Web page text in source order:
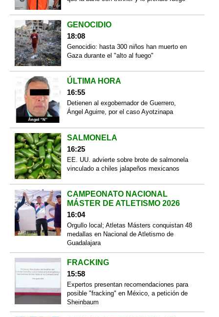
GENOCIDIO
18:08
Genocidio: hasta 300 niños han muerto en
Gaza durante el "alto al fuego"
ÚLTIMA HORA
16:55
Detienen al exgobernador de Guerrero,
Ángel Aguirre, por el caso Ayotzinapa
SALMONELA
16:25
EE. UU. advierte sobre brote de salmonela
vinculado a chiles jalapeños mexicanos
CAMPEONATO NACIONAL
MÁSTER DE ATLETISMO 2026
16:04
Orgullo local; Atletas Másters conquistan 48
medallas en Nacional de Atletismo de
Guadalajara
FRACKING
15:58
Expertos presentan recomendaciones para
posible "fracking" en México, a petición de
Sheinbaum